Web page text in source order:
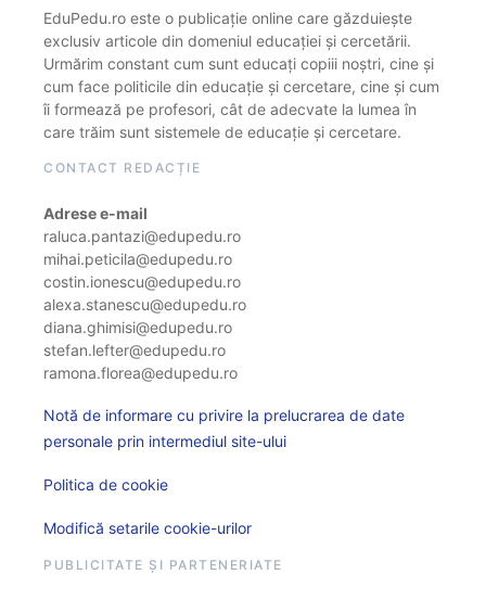
EduPedu.ro este o publicație online care găzduiește
exclusiv articole din domeniul educației și cercetării.
Urmărim constant cum sunt educați copiii noștri, cine și
cum face politicile din educație și cercetare, cine și cum
îi formează pe profesori, cât de adecvate la lumea în
care trăim sunt sistemele de educație și cercetare.
CONTACT REDACȚIE
Adrese e-mail
raluca.pantazi@edupedu.ro
mihai.peticila@edupedu.ro
costin.ionescu@edupedu.ro
alexa.stanescu@edupedu.ro
diana.ghimisi@edupedu.ro
stefan.lefter@edupedu.ro
ramona.florea@edupedu.ro
Notă de informare cu privire la prelucrarea de date
personale prin intermediul site-ului
Politica de cookie
Modifică setarile cookie-urilor
PUBLICITATE ȘI PARTENERIATE